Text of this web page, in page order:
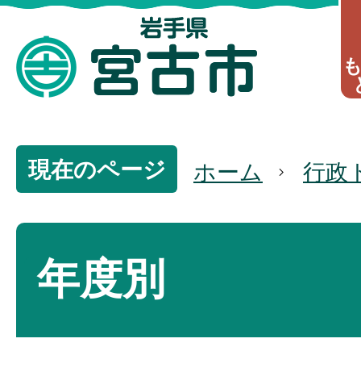
現在のページ ホーム 行政
年度別